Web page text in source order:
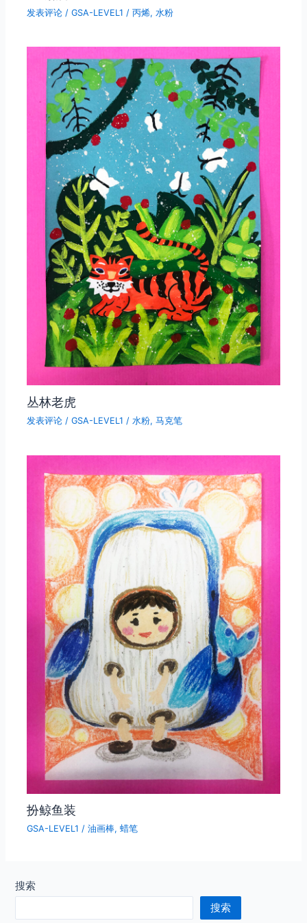
发表评论 /GSA-LEVEL1 /丙烯,水粉
丛林老虎
发表评论 /GSA-LEVEL1 /水粉,马克笔
扮鲸鱼装
GSA-LEVEL1 /油画棒,蜡笔
搜索
搜索